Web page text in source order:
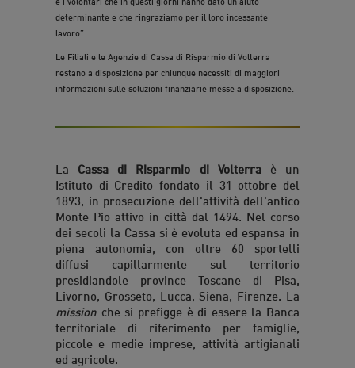
determinante e che ringraziamo per il loro incessante
lavoro”.
Le Filiali e le Agenzie di Cassa di Risparmio di Volterra
restano a disposizione per chiunque necessiti di maggiori
informazioni sulle soluzioni finanziarie messe a disposizione.
La Cassa di Risparmio di Volterraè un
Istituto di Credito fondato il 31 ottobre del
1893, in prosecuzione dell'attività dell'antico
Monte Pio attivo in città dal 1494. Nel corso
dei secoli la Cassa si è evoluta ed espansa in
piena autonomia, con oltre 60 sportelli
diffusi capillarmente sul territorio
presidiandole province Toscane di Pisa,
Livorno, Grosseto, Lucca, Siena, Firenze. La
mission che si prefigge è di essere la Banca
territoriale di riferimento per famiglie,
piccole e medie imprese, attività artigianali
ed agricole.